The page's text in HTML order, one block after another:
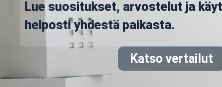
Lue suositukset, arvostelut ja
helposti yhdestä paikasta.
Katso vertailut